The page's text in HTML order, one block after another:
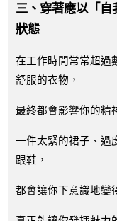
三、穿著應以「自
狀態
在工作時間常常超過
舒服的衣物，
最終都會影響你的精
一件太緊的裙子、過
跟鞋，
都會讓你下意識地變